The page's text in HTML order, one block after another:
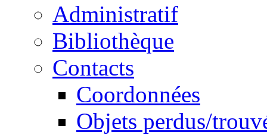
Administratif
Bibliothèque
Contacts
Coordonnées
Objets perdus/